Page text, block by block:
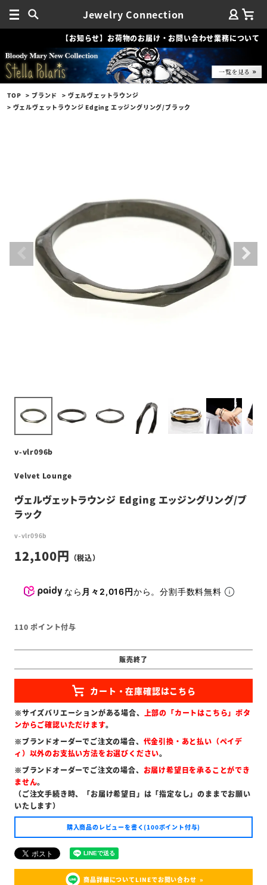
Jewelry Connection
【お知らせ】お荷物のお届け・お問い合わせ業務について
TOP ブランド
ヴェルヴェットラウンジ
ヴェルヴェットラウンジ Edging エッジングリング/ブラック
v-vlr096b
Velvet Lounge
ヴェルヴェットラウンジ Edging エッジングリング/ブ
ラック
v-vlr096b
12,100
なら 月々2,016円から。分割手数料無料
110 ポイント付与
販売終了
※サイズバリエーションがある場合、 上部の「カートはこちら」ボタ
ンからご確認いただけます。
※ブランドオーダーでご注文の場合、 代金引換・あと払い（ペイデ
ィ）以外のお支払い方法をお選びください。
※ブランドオーダーでご注文の場合、 お届け希望日を承ることができ
ません。
（ご注文手続き時、「お届け希望日」は「指定なし」のままでお願い
いたします）
購入商品のレビューを書く(100ポイント付与)
商品詳細についてLINEでお問い合わせ